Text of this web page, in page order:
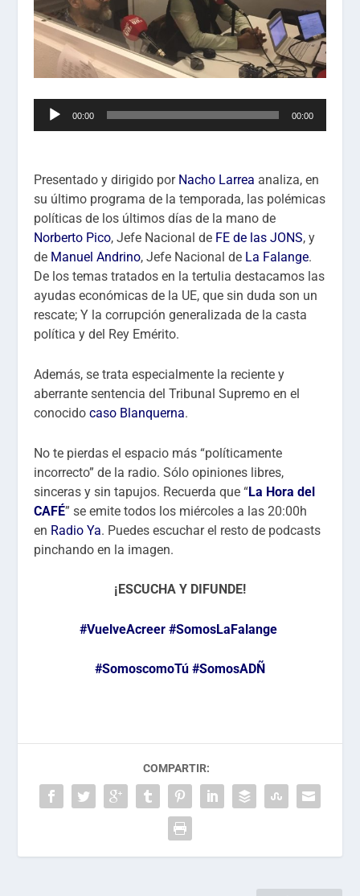
Reproductor
00:00 00:00
Presentado y dirigido por Nacho Larrea analiza, en
su último programa de la temporada, las polémicas
políticas de los últimos días de la mano de
Norberto Pico, Jefe Nacional de FE de las JONS, y
de Manuel Andrino, Jefe Nacional de La Falange.
De los temas tratados en la tertulia destacamos las
ayudas económicas de la UE, que sin duda son un
rescate; Y la corrupción generalizada de la casta
política y del Rey Emérito.
Además, se trata especialmente la reciente y
aberrante sentencia del Tribunal Supremo en el
conocidocaso Blanquerna.
No te pierdas el espacio más “políticamente
incorrecto” de la radio. Sólo opiniones libres,
sinceras y sin tapujos. Recuerda que “La Hora del
CAFÉ” se emite todos los miércoles a las 20:00h
en Radio Ya. Puedes escuchar el resto de podcasts
pinchando en la imagen.
¡ESCUCHA Y DIFUNDE!
#VuelveAcreer #SomosLaFalange
#SomoscomoTú #SomosADÑ
COMPARTIR: